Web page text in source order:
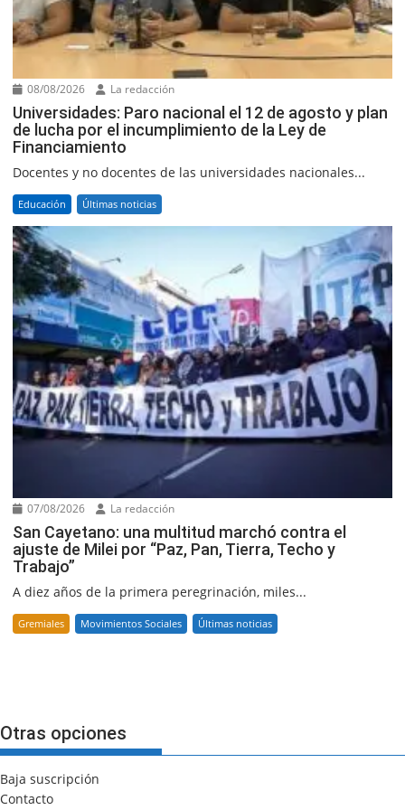
08/08/2026 La redacción
Universidades: Paro nacional el 12 de agosto y plan
de lucha por el incumplimiento de la Ley de
Financiamiento
Docentes y no docentes de las universidades nacionales...
Educación Últimas noticias
07/08/2026 La redacción
San Cayetano: una multitud marchó contra el
ajuste de Milei por “Paz, Pan, Tierra, Techo y
Trabajo”
A diez años de la primera peregrinación, miles...
Gremiales Movimientos Sociales Últimas noticias
Otras opciones
Baja suscripción
Contacto